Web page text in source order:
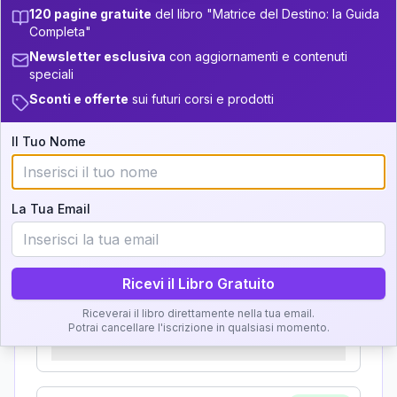
13.5-14 11
18.5-19 +5 13
33.5-34
34-36
37.5-38.5
38.5-39
Zone della Matrice:
Analisi, Significato e
GRATIS
Zona del Ritratto
Karma Genitore-Figlio
120 pagine gratuite del libro "Matrice del Destino: la Guida
Completa"
Newsletter esclusiva con aggiornamenti e contenuti
speciali
Sconti e offerte sui futuri corsi e prodotti
Il Tuo Nome
La Tua Email
Ricevi il Libro Gratuito
Riceverai il libro direttamente nella tua email.
Potrai cancellare l'iscrizione in qualsiasi momento.